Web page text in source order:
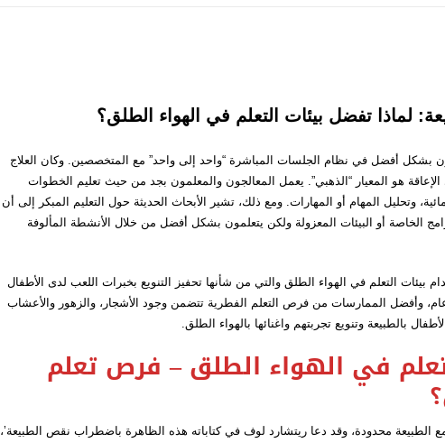
لماذا تفضل بيئات التعلم في الهواء الطلق؟
بشكل أفضل في نظام الجلسات المباشرة “واحد إلى واحد” مع المتخصصين. وكان العلاج
هو المعيار “الذهبي”. يعمل المعالجون والمعلمون بجد من حيث تعليم الخطوات
وتحليل المهام أو المهارات. ومع ذلك، تشير الأبحاث الحديثة حول التعليم المبكر إلى أن
الخاصة أو البيئات المعزولة ولكن يتعلمون بشكل أفضل من خلال الأنشطة المألوفة
بيئات التعلم في الهواء الطلق والتي من شأنها تحفيز التنويع بخبرات اللعب لدى الأطفال
وأفضل الممارسات من فرص التعلم الفطرية تتضمن وجود الأشجار، والزهور والأعشاب
بالطبيعة وتنويع تجربتهم واغنائها بالهواء الطلق.
في الهواء الطلق – فرص تعلم
الطبيعة محدودة، وقد دعا ريتشارد لوف في كتاباته هذه الظاهرة باضطراب نقص الطبيعة’،